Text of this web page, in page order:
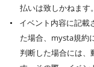
払いは致しかねます。
イベント内容に記載
た場合、mysta規約
判断した場合には、